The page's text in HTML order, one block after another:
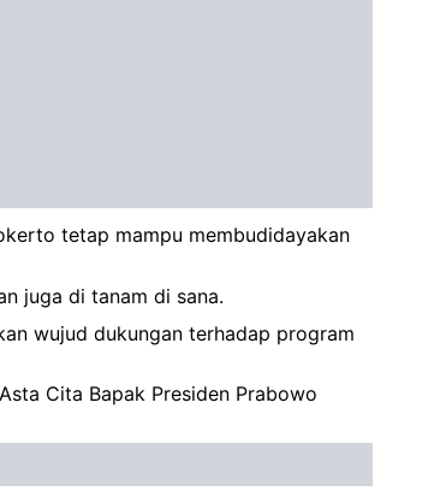
tetap mampu membudidayakan
juga di tanam di sana.
wujud dukungan terhadap program
Cita Bapak Presiden Prabowo